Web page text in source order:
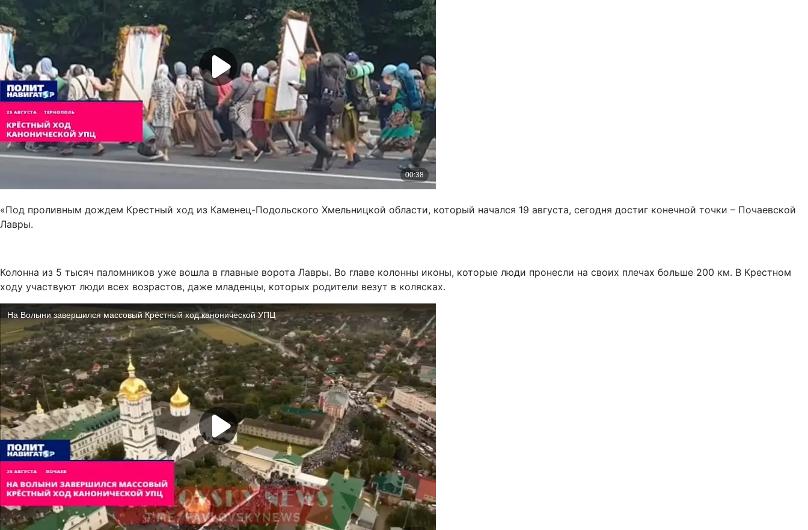
«Под проливным дождем Крестный ход из Каменец-Подольского Хмельницкой области, который начался 19 августа, сегодня достиг конечной точки – Почаевской
Лавры.
Колонна из 5 тысяч паломников уже вошла в главные ворота Лавры. Во главе колонны иконы, которые люди пронесли на своих плечах больше 200 км. В Крестном
ходу участвуют люди всех возрастов, даже младенцы, которых родители везут в колясках.